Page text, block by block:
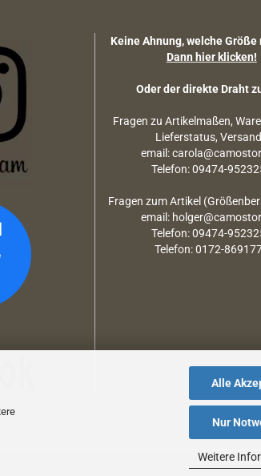
Alle
Nur
Weitere
Keine Ahnung, welche Größe
Dann hier klicken!
Oder der direkte Draht
Fragen zu Artikelmaßen,
Lieferstatus,
email:
Telefon: 09474-
Fragen zum Artikel
email:
Telefon: 09474-
Telefon: 0172-